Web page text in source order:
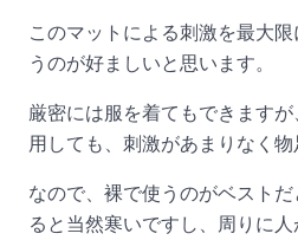
このマットによる刺激を最大
うのが好ましいと思います。
厳密には服を着てもできます
用しても、刺激があまりなく物
なので、裸で使うのがベスト
ると当然寒いですし、周りに